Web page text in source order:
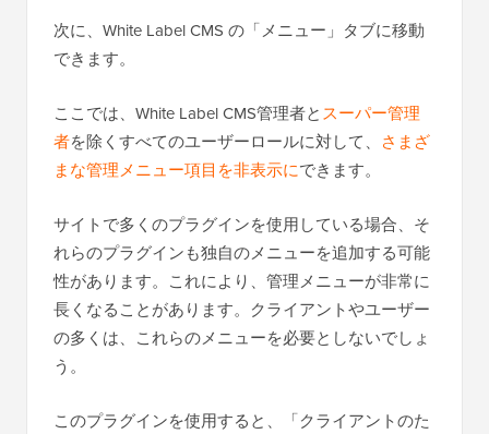
次に、White Label CMS の「メニュー」タブに移動
できます。
ここでは、White Label CMS管理者とスーパー管理
者を除くすべてのユーザーロールに対して、 さまざ
まな管理メニュー項目を非表示にできます。
サイトで多くのプラグインを使用している場合、そ
れらのプラグインも独自のメニューを追加する可能
性があります。これにより、管理メニューが非常に
長くなることがあります。クライアントやユーザー
の多くは、これらのメニューを必要としないでしょ
う。
このプラグインを使用すると、「クライアントのた